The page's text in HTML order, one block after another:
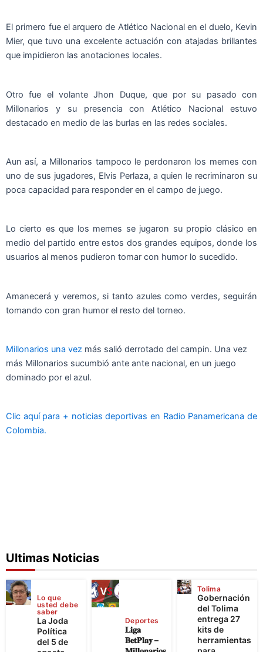
El primero fue el arquero de Atlético Nacional en el duelo, Kevin
Mier, que tuvo una excelente actuación con atajadas brillantes
que impidieron las anotaciones locales.
Otro fue el volante Jhon Duque, que por su pasado con
Millonarios y su presencia con Atlético Nacional estuvo
destacado en medio de las burlas en las redes sociales.
Aun así, a Millonarios tampoco le perdonaron los memes con
uno de sus jugadores, Elvis Perlaza, a quien le recriminaron su
poca capacidad para responder en el campo de juego.
Lo cierto es que los memes se jugaron su propio clásico en
medio del partido entre estos dos grandes equipos, donde los
usuarios al menos pudieron tomar con humor lo sucedido.
Amanecerá y veremos, si tanto azules como verdes, seguirán
tomando con gran humor el resto del torneo.
Millonarios una vez más salió derrotado del campin. Una vez
más Millonarios sucumbió ante ante nacional, en un juego
dominado por el azul.
Clic aquí para + noticias deportivas en Radio Panamericana de
Colombia.
Ultimas Noticias
Lo que
usted debe
saber
La Joda
Política
del 5 de
Deportes
𝐋𝐢𝐠𝐚
𝐁𝐞𝐭𝐏𝐥𝐚𝐲 –
Tolima
Gobernación
del Tolima
entrega 27
kits de
herramientas